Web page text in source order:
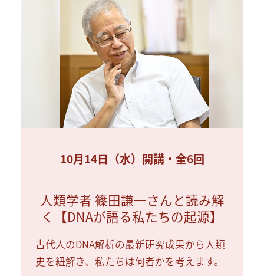
10月14日（水）開講・全6回
人類学者 篠田謙一さんと読み解
く【DNAが語る私たちの起源】
古代人のDNA解析の最新研究成果から人類
史を紐解き、私たちは何者かを考えます。